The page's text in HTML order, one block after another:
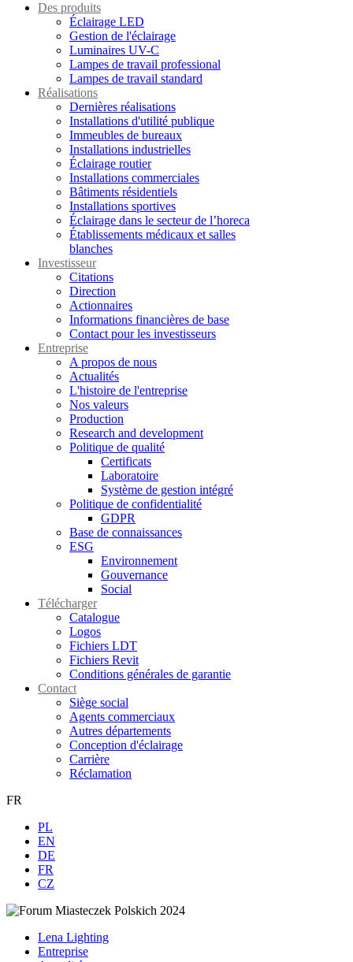
Des produits
Éclairage LED
Gestion de l'éclairage
Luminaires UV-C
Lampes de travail professional
Lampes de travail standard
Réalisations
Dernières réalisations
Installations d'utilité publique
Immeubles de bureaux
Installations industrielles
Éclairage routier
Installations commerciales
Bâtiments résidentiels
Installations sportives
Éclairage dans le secteur de l’horeca
Établissements médicaux et salles
blanches
Investisseur
Citations
Direction
Actionnaires
Informations financières de base
Contact pour les investisseurs
Entreprise
A propos de nous
Actualités
L'histoire de l'entreprise
Nos valeurs
Production
Research and development
Politique de qualité
Certificats
Laboratoire
Système de gestion intégré
Politique de confidentialité
GDPR
Base de connaissances
ESG
Environnement
Gouvernance
Social
Télécharger
Catalogue
Logos
Fichiers LDT
Fichiers Revit
Conditions générales de garantie
Contact
Siège social
Agents commerciaux
Autres départements
Conception d'éclairage
Carrière
Réclamation
FR
PL
EN
DE
FR
CZ
Lena Lighting
Entreprise